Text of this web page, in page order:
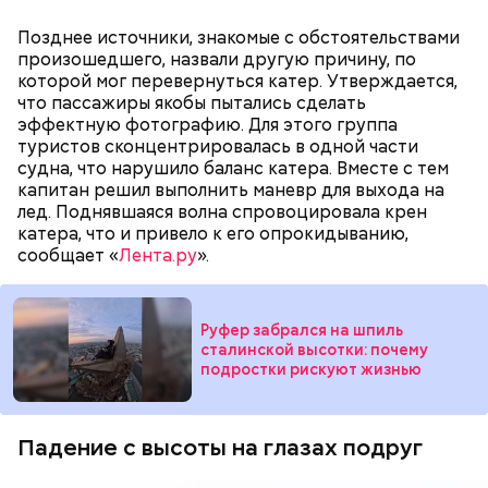
Позднее источники, знакомые с обстоятельствами
произошедшего, назвали другую причину, по
которой мог перевернуться катер. Утверждается,
что пассажиры якобы пытались сделать
эффектную фотографию. Для этого группа
туристов сконцентрировалась в одной части
судна, что нарушило баланс катера. Вместе с тем
капитан решил выполнить маневр для выхода на
лед. Поднявшаяся волна спровоцировала крен
катера, что и привело к его опрокидыванию,
сообщает «Лента.ру».
Руфер забрался на шпиль
сталинской высотки: почему
подростки рискуют жизнью
Падение с высоты на глазах подруг
Продажа квартиры в «Москве-Сити»
продажу трехкомнатную квартиру в «Москве-
Сити».
В июле 2024 года Артема Миссюру задержали и
отправили в СИЗО, обвинив в убийстве двух лиц и
покушении на убийство еще семи человек. СМИ
прозвали обвиняемого «балашихинским
отравителем». Ровно через год
правоохранительные органы завершили
расследование и передали дело в суд. Начались
долгие разбирательства. Во время одного из
заседаний молодой человек раскрыл судье детали
Миссюра родился в 1999 году. Окончил Московский
автомобильно-дорожный государственный
технический университет, после получения
диплома жил с матерью и отчимом, подрабатывал
репетитором по математике.